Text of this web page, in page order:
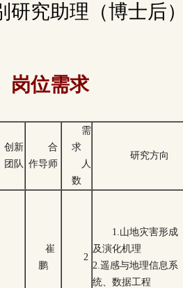
研究助理（博士后
岗位需求
创新
团队
合
作导师
需
求
人
数
研究方向
崔
鹏
2
1.山地灾害形成
及演化机理
2.遥感与地理信息系
统、数据工程